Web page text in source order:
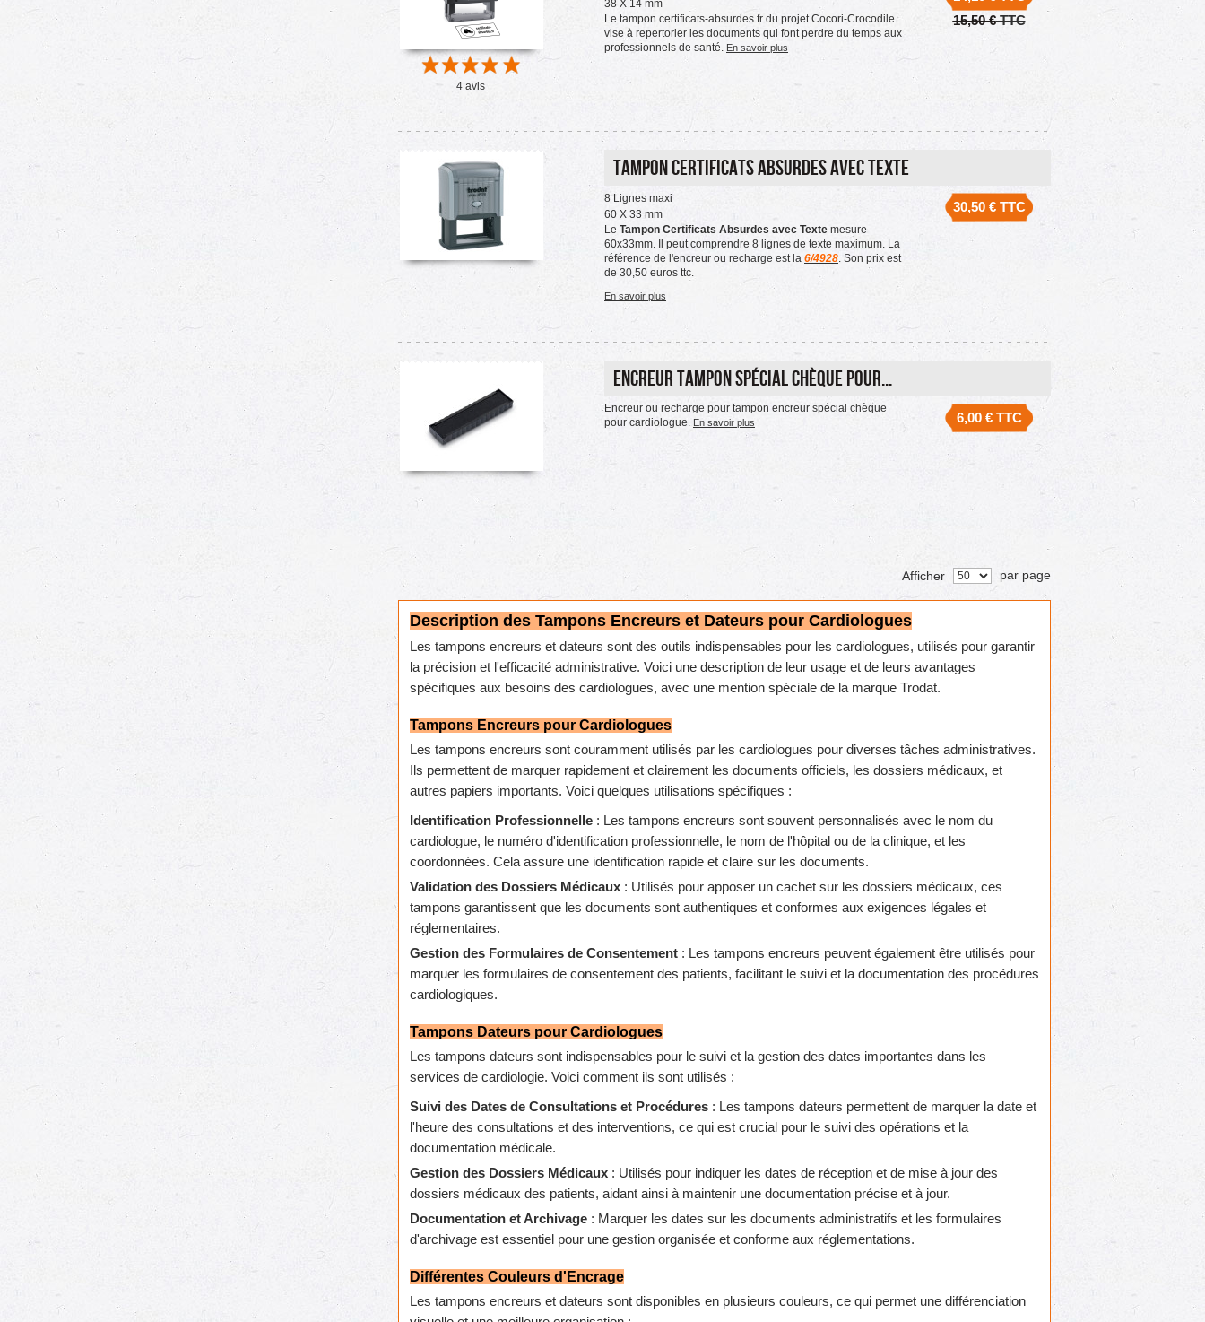
4 avis
15,50 €TTC
38 X 14 mm
Le tampon certificats-absurdes.fr du projet Cocori-Crocodile
vise à repertorier les documents qui font perdre du temps aux
professionnels de santé. En savoir plus
Tampon Certificats Absurdes avec Texte
30,50 €TTC
8 Lignes maxi
60 X 33 mm
Le Tampon Certificats Absurdes avec Texte mesure
60x33mm. Il peut comprendre 8 lignes de texte maximum. La
référence de l'encreur ou recharge est la 6/4928. Son prix est
de 30,50 euros ttc.
En savoir plus
Encreur Tampon spécial Chèque pour...
6,00 €TTC
Encreur ou recharge pour tampon encreur spécial chèque
pour cardiologue. En savoir plus
Afficher par page
Description des Tampons Encreurs et Dateurs pour Cardiologues
Les tampons encreurs et dateurs sont des outils indispensables pour les cardiologues, utilisés pour garantir
la précision et l'efficacité administrative. Voici une description de leur usage et de leurs avantages
spécifiques aux besoins des cardiologues, avec une mention spéciale de la marque Trodat.
Tampons Encreurs pour Cardiologues
Les tampons encreurs sont couramment utilisés par les cardiologues pour diverses tâches administratives.
Ils permettent de marquer rapidement et clairement les documents officiels, les dossiers médicaux, et
autres papiers importants. Voici quelques utilisations spécifiques :
Identification Professionnelle : Les tampons encreurs sont souvent personnalisés avec le nom du
cardiologue, le numéro d'identification professionnelle, le nom de l'hôpital ou de la clinique, et les
coordonnées. Cela assure une identification rapide et claire sur les documents.
Validation des Dossiers Médicaux : Utilisés pour apposer un cachet sur les dossiers médicaux, ces
tampons garantissent que les documents sont authentiques et conformes aux exigences légales et
réglementaires.
Gestion des Formulaires de Consentement : Les tampons encreurs peuvent également être utilisés pour
marquer les formulaires de consentement des patients, facilitant le suivi et la documentation des procédures
cardiologiques.
Tampons Dateurs pour Cardiologues
Les tampons dateurs sont indispensables pour le suivi et la gestion des dates importantes dans les
services de cardiologie. Voici comment ils sont utilisés :
Suivi des Dates de Consultations et Procédures : Les tampons dateurs permettent de marquer la date et
l'heure des consultations et des interventions, ce qui est crucial pour le suivi des opérations et la
documentation médicale.
Gestion des Dossiers Médicaux : Utilisés pour indiquer les dates de réception et de mise à jour des
dossiers médicaux des patients, aidant ainsi à maintenir une documentation précise et à jour.
Documentation et Archivage : Marquer les dates sur les documents administratifs et les formulaires
d'archivage est essentiel pour une gestion organisée et conforme aux réglementations.
Différentes Couleurs d'Encrage
Les tampons encreurs et dateurs sont disponibles en plusieurs couleurs, ce qui permet une différenciation